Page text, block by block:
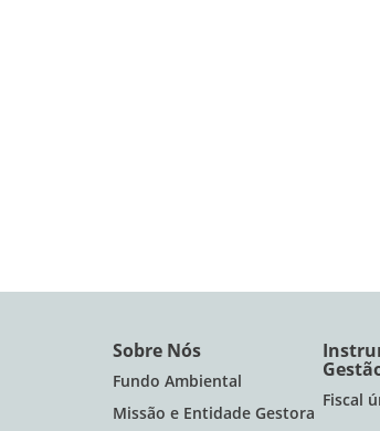
Sobre Nós
Fundo Ambiental
Missão e Entidade Gestora
Fiscal